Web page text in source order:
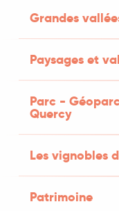
Grandes
Paysages et
Parc -
Quercy
Les vignobles
Patrimoine